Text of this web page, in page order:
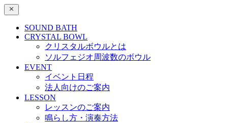
SOUND BATH
CRYSTAL BOWL
クリスタルボウルとは
ソルフェジオ周波数のボウル
EVENT
イベント日程
法人向けのご案内
LESSON
レッスンのご案内
鳴らし方・演奏方法